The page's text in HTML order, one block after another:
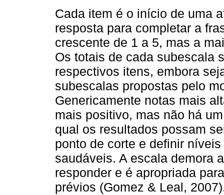
Cada item é o início de uma
resposta para com­pletar a
crescente de 1 a 5, mas a
Os totais de cada sub­escala
respectivos itens, embora
sub­escalas propos­tas pelo
Genericamente notas mais
mais positivo, mas não há
qual os resultados possam
ponto de corte e definir
saudáveis. A escala demora
responder e é apropriada
prévios (Gomez & Leal,